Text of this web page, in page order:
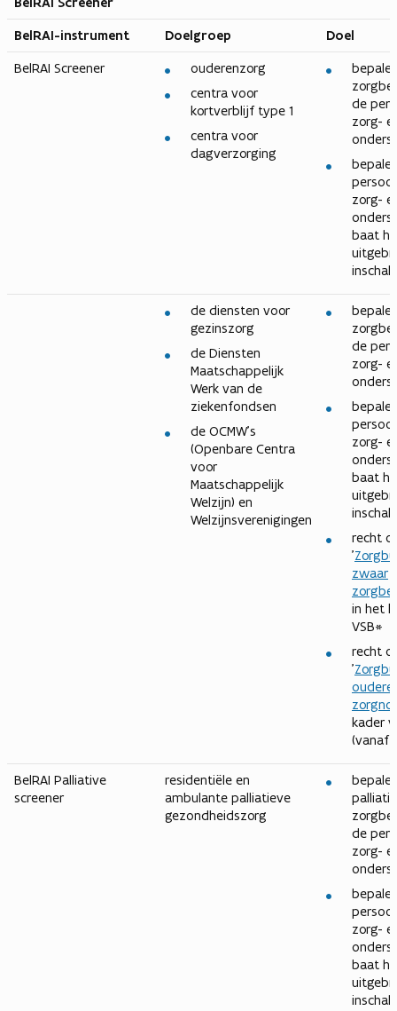
BelRAI-instrument
Doelgroep Doel
BelRAI Screener
ouderenzorg
centra voor
kortverblijf type 1
centra voor
dagverzorging
de
zorg-
zorg-
baat
de diensten voor
gezinszorg
de Diensten
Maatschappelijk
Werk van de
ziekenfondsen
de OCMW’s
(Openbare Centra
voor
Maatschappelijk
Welzijn) en
Welzijnsverenigingen
de
zorg-
zorg-
baat
recht
'
zwaar
in het
VSB*
recht
'
kader
(vanaf
BelRAI Palliative
screener
residentiële en
ambulante palliatieve
gezondheidszorg
de
zorg-
zorg-
baat